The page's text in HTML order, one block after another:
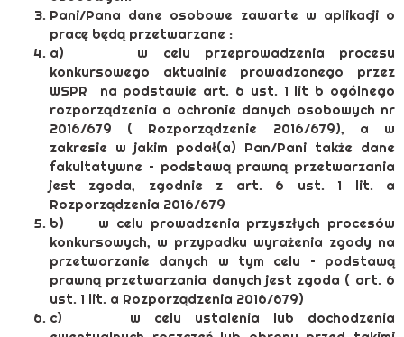
Pani/Pana dane osobowe zawarte w aplikacji o
pracę będą przetwarzane :
a) w celu przeprowadzenia procesu
konkursowego aktualnie prowadzonego przez
WSPR na podstawie art. 6 ust. 1 lit b ogólnego
rozporządzenia o ochronie danych osobowych nr
2016/679 ( Rozporządzenie 2016/679), a w
zakresie w jakim podał(a) Pan/Pani także dane
fakultatywne – podstawą prawną przetwarzania
jest zgoda, zgodnie z art. 6 ust. 1 lit. a
Rozporządzenia 2016/679
b) w celu prowadzenia przyszłych procesów
konkursowych, w przypadku wyrażenia zgody na
przetwarzanie danych w tym celu – podstawą
prawną przetwarzania danych jest zgoda ( art. 6
ust. 1 lit. a Rozporządzenia 2016/679)
c) w celu ustalenia lub dochodzenia